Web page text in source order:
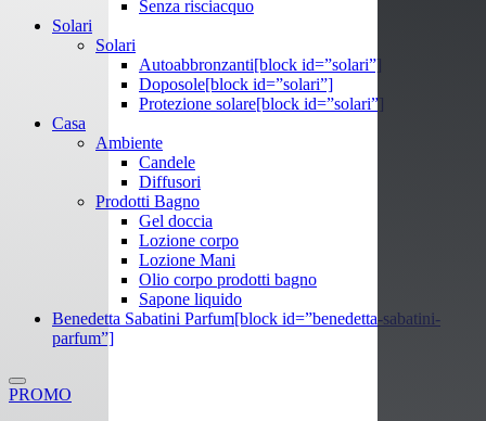
Senza risciacquo
Solari
Solari
Autoabbronzanti[block id=”solari”]
Doposole[block id=”solari”]
Protezione solare[block id=”solari”]
Casa
Ambiente
Candele
Diffusori
Prodotti Bagno
Gel doccia
Lozione corpo
Lozione Mani
Olio corpo prodotti bagno
Sapone liquido
Benedetta Sabatini Parfum[block id=”benedetta-sabatini-
parfum”]
PROMO